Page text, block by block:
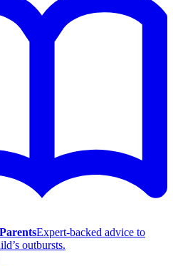
Expert-backed advice to
outbursts.